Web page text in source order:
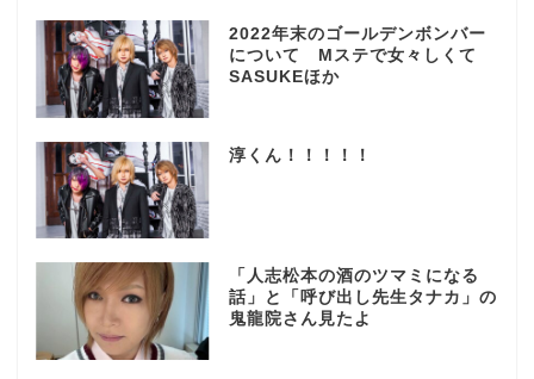
2022年末のゴールデンボンバー
について Mステで女々しくて
SASUKEほか
淳くん！！！！！
「人志松本の酒のツマミになる
話」と「呼び出し先生タナカ」の
鬼龍院さん見たよ